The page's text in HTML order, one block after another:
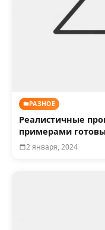
РАЗНОЕ
Реалистичные
примерами
2 января, 2024